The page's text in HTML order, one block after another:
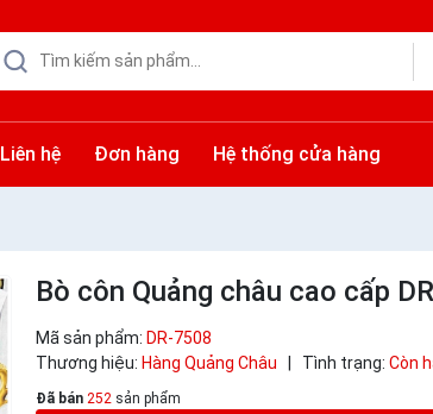
Liên hệ Đơn hàng Hệ thống cửa hàng
Bò côn Quảng châu cao cấp
Mã sản phẩm: DR-7508
Thương hiệu: Hàng Quảng Châu Tình trạng: Còn
Đã bán 252 sản phẩm